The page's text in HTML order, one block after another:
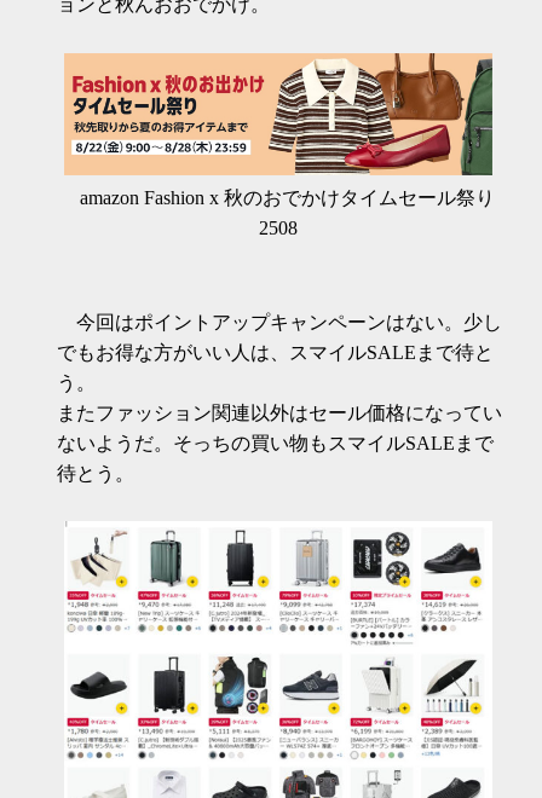
ョンと秋んおおでかけ。
amazon Fashion x 秋のおでかけタイムセール祭り
2508
今回はポイントアップキャンペーンはない。少し
でもお得な方がいい人は、スマイルSALEまで待と
う。
またファッション関連以外はセール価格になってい
ないようだ。そっちの買い物もスマイルSALEまで
待とう。